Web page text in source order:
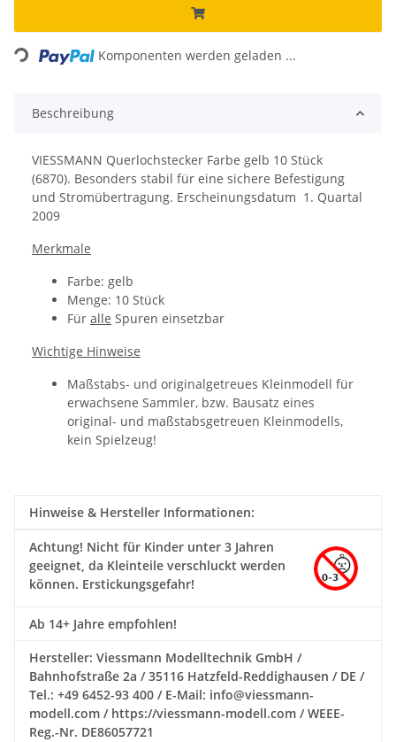
Loading... Komponenten werden geladen ...
Beschreibung
VIESSMANN Querlochstecker Farbe gelb 10 Stück
(6870). Besonders stabil für eine sichere Befestigung
und Stromübertragung. Erscheinungsdatum 1. Quartal
2009
Merkmale
Farbe: gelb
Menge: 10 Stück
Für alle Spuren einsetzbar
Wichtige Hinweise
Maßstabs- und originalgetreues Kleinmodell für
erwachsene Sammler, bzw. Bausatz eines
original- und maßstabsgetreuen Kleinmodells,
kein Spielzeug!
Hinweise & Hersteller Informationen:
Achtung! Nicht für Kinder unter 3 Jahren
geeignet, da Kleinteile verschluckt werden
können. Erstickungsgefahr!
Ab 14+ Jahre empfohlen!
Hersteller: Viessmann Modelltechnik GmbH /
Bahnhofstraße 2a / 35116 Hatzfeld-Reddighausen / DE /
Tel.: +49 6452-93 400 / E-Mail: info@viessmann-
modell.com / https://viessmann-modell.com / WEEE-
Reg.-Nr. DE86057721